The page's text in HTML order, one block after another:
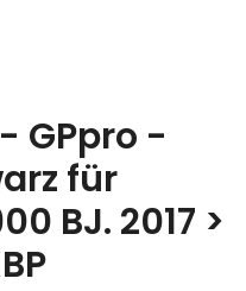
GPpro -
für
BJ. 2017 >